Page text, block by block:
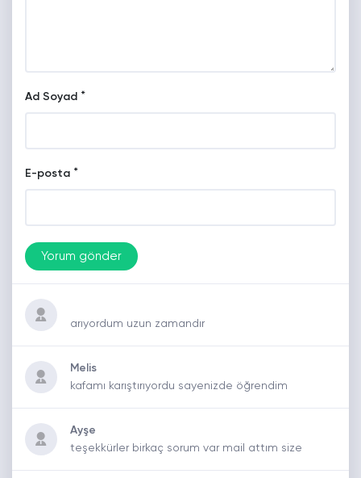
Ad Soyad *
E-posta *
arıyordum uzun zamandır
Melis
kafamı karıştırıyordu sayenizde öğrendim
Ayşe
teşekkürler birkaç sorum var mail attım size